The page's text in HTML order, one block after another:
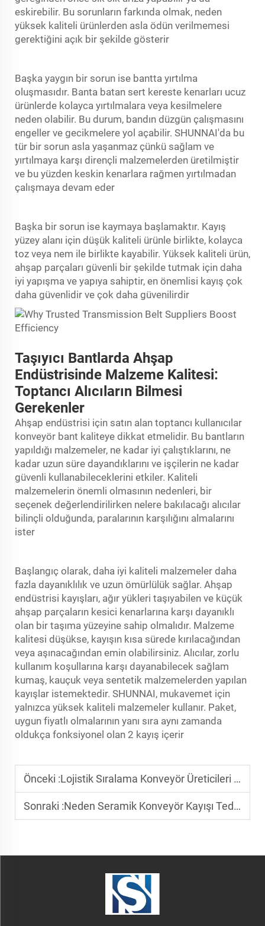
eskirebilir. Bu sorunların farkında olmak, neden
yüksek kaliteli ürünlerden asla ödün verilmemesi
gerektiğini açık bir şekilde gösterir
Başka yaygın bir sorun ise bantta yırtılma
oluşmasıdır. Banta batan sert kereste kenarları ucuz
ürünlerde kolayca yırtılmalara veya kesilmelere
neden olabilir. Bu durum, bandın düzgün çalışmasını
engeller ve gecikmelere yol açabilir. SHUNNAI'da bu
tür bir sorun asla yaşanmaz çünkü sağlam ve
yırtılmaya karşı dirençli malzemelerden üretilmiştir
ve bu yüzden keskin kenarlara rağmen yırtılmadan
çalışmaya devam eder
Başka bir sorun ise kaymaya başlamaktır. Kayış
yüzey alanı için düşük kaliteli ürünle birlikte, kolayca
toz veya nem ile birlikte kayabilir. Yüksek kaliteli ürün,
ahşap parçaları güvenli bir şekilde tutmak için daha
iyi yapışma ve yapıya sahiptir, en önemlisi kayış çok
daha güvenlidir ve çok daha güvenilirdir
Taşıyıcı Bantlarda Ahşap
Endüstrisinde Malzeme Kalitesi:
Toptancı Alıcıların Bilmesi
Gerekenler
Ahşap endüstrisi için satın alan toptancı kullanıcılar
konveyör bant kaliteye dikkat etmelidir. Bu bantların
yapıldığı malzemeler, ne kadar iyi çalıştıklarını, ne
kadar uzun süre dayandıklarını ve işçilerin ne kadar
güvenli kullanabileceklerini etkiler. Kaliteli
malzemelerin önemli olmasının nedenleri, bir
seçenek değerlendirilirken nelere bakılacağı alıcılar
bilinçli olduğunda, paralarının karşılığını almalarını
ister
Başlangıç olarak, daha iyi kaliteli malzemeler daha
fazla dayanıklılık ve uzun ömürlülük sağlar. Ahşap
endüstrisi kayışları, ağır yükleri taşıyabilen ve küçük
ahşap parçaların kesici kenarlarına karşı dayanıklı
olan bir taşıma yüzeyine sahip olmalıdır. Malzeme
kalitesi düşükse, kayışın kısa sürede kırılacağından
veya aşınacağından emin olabilirsiniz. Alıcılar, zorlu
kullanım koşullarına karşı dayanabilecek sağlam
kumaş, kauçuk veya sentetik malzemelerden yapılan
kayışlar istemektedir. SHUNNAI, mukavemet için
yalnızca yüksek kaliteli malzemeler kullanır. Paket,
uygun fiyatlı olmalarının yanı sıra aynı zamanda
oldukça fonksiyonel olan 2 kayış içerir
Önceki :Lojistik Sıralama Konveyör Üreticileri Nasıl Seçilir
Sonraki :Neden Seramik Konveyör Kayışı Tedarikçileri İnovasyona Yatırım Yapar